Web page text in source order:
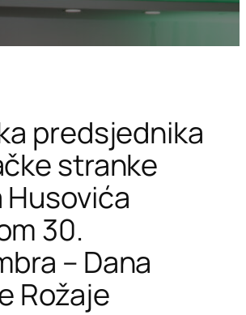
predsjednika
stranke
30.
– Dana
Rožaje